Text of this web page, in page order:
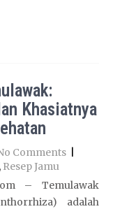
Khasiatnya
Comments
Resep Jamu
– Temulawak
adalah